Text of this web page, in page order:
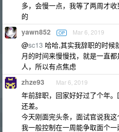
多，会慢一点，我等了两周才
的
yawn852 OP Mar 6, 2019
@sc13 哈哈,其实我辞职的时候
月的时间来慢慢找，就是一直
人，所以有点焦虑
zhze93 Mar 6, 2019
年前辞职，回家好好过了个年
还差。
今天刚面完头条，面试官说我
我一般控制在一周能争取面个一